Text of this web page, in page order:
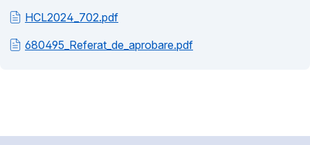
HCL2024_702.pdf
680495_Referat_de_aprobare.pdf